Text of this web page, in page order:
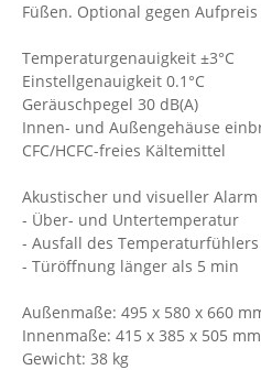
Füßen. Optional gegen
Temperaturgenauigkeit ±3°C
Einstellgenauigkeit 0.1°C
Geräuschpegel 30 dB(A)
Innen- und Außengehäuse
CFC/HCFC-freies Kältemittel
Akustischer und visueller Alarm
- Über- und Untertemperatur
- Ausfall des Temperaturfühlers
- Türöffnung länger als 5 min
Außenmaße: 495 x 580 x 660
Innenmaße: 415 x 385 x 505
Gewicht: 38 kg